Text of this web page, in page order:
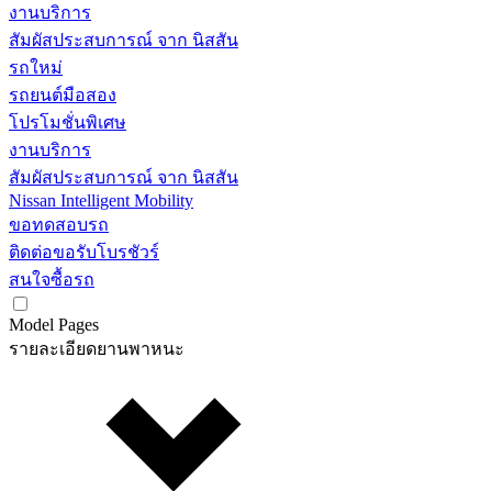
งานบริการ
สัมผัสประสบการณ์ จาก นิสสัน
รถใหม่
รถยนต์มือสอง
โปรโมชั่นพิเศษ
งานบริการ
สัมผัสประสบการณ์ จาก นิสสัน
Nissan Intelligent Mobility
ขอทดสอบรถ
ติดต่อขอรับโบรชัวร์
สนใจซื้อรถ
Model Pages
รายละเอียดยานพาหนะ